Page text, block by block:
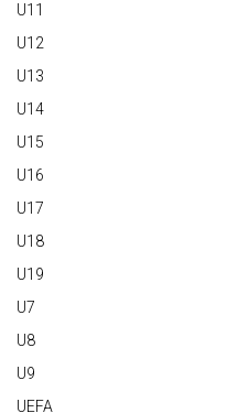
U11
U12
U13
U14
U15
U16
U17
U18
U19
U7
U8
U9
UEFA